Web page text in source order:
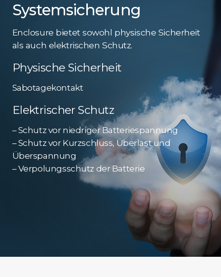
Systemsicherung
Enclosure bietet sowohl physische Sicherheit
als auch elektrischen Schutz.
Physische Sicherheit
Sabotagekontakt
Elektrischer Schutz
– Schutz vor niedriger Batteriespannung
– Schutz vor Kurzschluss, Überlast und
Überspannung
– Verpolungsschutz der Batterie